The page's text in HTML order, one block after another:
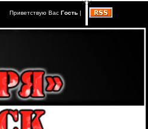
Приветствую Вас Гость |